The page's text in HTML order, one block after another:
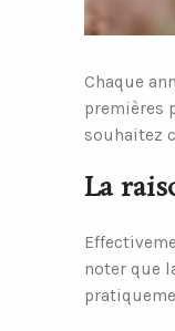
Chaque
premières
souhaitez
La
noter que